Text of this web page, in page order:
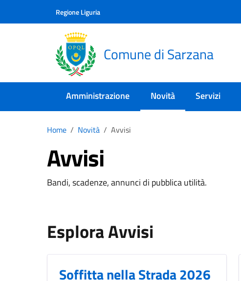
Regione Liguria
Comune di Sarzana
Amministrazione Novità Servizi
Home Novità Avvisi
Avvisi
Bandi, scadenze, annunci di pubblica utilità.
Esplora Avvisi
Soffitta nella Strada 2026